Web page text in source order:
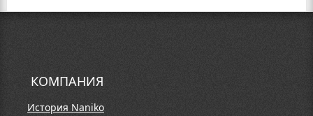
КОМПАНИЯ
История Naniko